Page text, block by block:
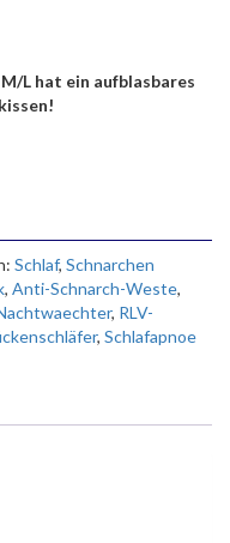
L hat ein aufblasbares
Schlaf, Schnarchen
, Anti-Schnarch-Weste,
, RLV-
, Schlafapnoe